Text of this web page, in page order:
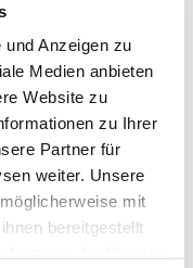
Anzeigen zu
Medien anbieten
Website zu
zu Ihrer
Partner für
weiter. Unsere
mit
bereitgestellt
Der Eintritt